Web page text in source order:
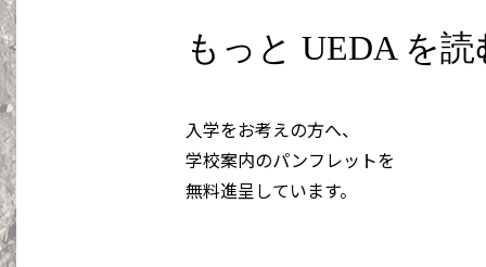
もっと UEDA を読
入学をお考えの方へ、
学校案内のパンフレットを
無料進呈しています。